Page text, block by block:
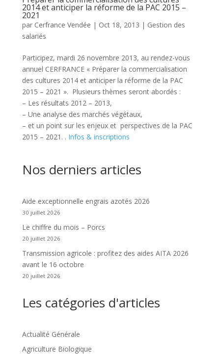
2014 et anticiper la réforme de la PAC 2015 –
2021
par Cerfrance Vendée | Oct 18, 2013 | Gestion des
salariés
Participez, mardi 26 novembre 2013, au rendez-vous
annuel CERFRANCE « Préparer la commercialisation
des cultures 2014 et anticiper la réforme de la PAC
2015 – 2021 ». Plusieurs thèmes seront abordés :
– Les résultats 2012 – 2013,
– Une analyse des marchés végétaux,
– et un point sur les enjeux et perspectives de la PAC
2015 – 2021. . Infos & inscriptions
Nos derniers articles
Aide exceptionnelle engrais azotés 2026
30 juillet 2026
Le chiffre du mois – Porcs
20 juillet 2026
Transmission agricole : profitez des aides AITA 2026
avant le 16 octobre
20 juillet 2026
Les catégories d'articles
Actualité Générale
Agriculture Biologique